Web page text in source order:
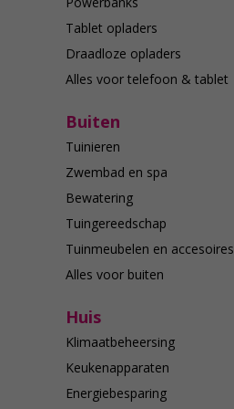
Tablet opladers
Draadloze opladers
Alles voor telefoon & tablet
Buiten
Tuinieren
Zwembad en spa
Bewatering
Tuingereedschap
Tuinmeubelen en accesoires
Alles voor buiten
Huis
Klimaatbeheersing
Keukenapparaten
Energiebesparing